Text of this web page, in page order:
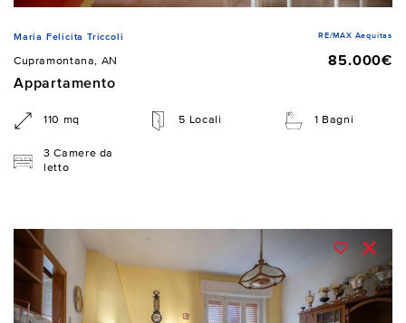
Maria Felicita Triccoli RE/MAX Aequitas
Cupramontana, AN
85.000€
Appartamento
110 mq 5 Locali 1 Bagni
3 Camere da
letto